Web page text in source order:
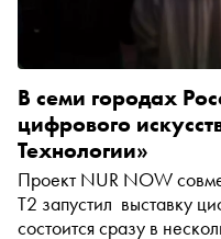
В семи городах
цифрового
Технологии»
Проект NUR NOW
T2 запустил выставку цифрового искусства, которая
состоится сразу в